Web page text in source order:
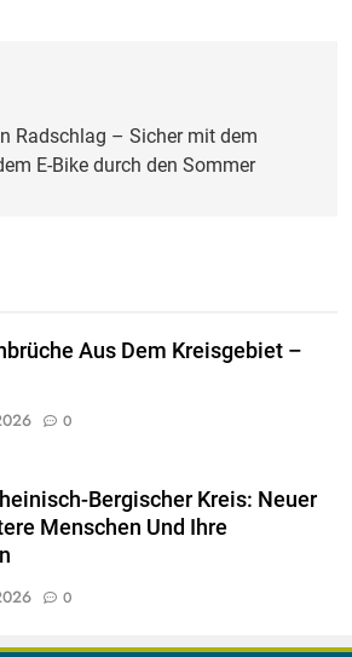
Radschlag – Sicher mit dem
E-Bike durch den Sommer
Aus Dem Kreisgebiet –
0
Bergischer Kreis: Neuer
Menschen Und Ihre
0